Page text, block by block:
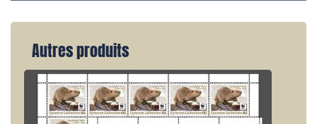
Autres produits